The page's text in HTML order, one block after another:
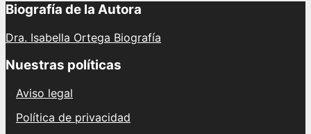
Biografía de la Autora
Dra. Isabella Ortega Biografía
Nuestras políticas
Aviso legal
Política de privacidad